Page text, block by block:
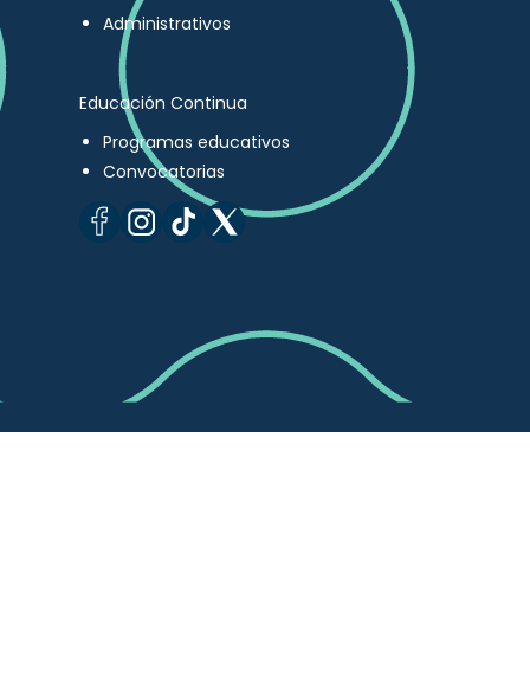
Administrativos
Educación Continua
Programas educativos
Convocatorias